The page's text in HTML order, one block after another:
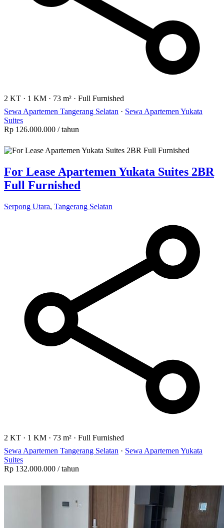
2 KT · 1 KM · 73 m² · Full Furnished
Sewa Apartemen Tangerang Selatan · Sewa Apartemen Yukata
Suites
Rp 126.000.000 / tahun
For Lease Apartemen Yukata Suites 2BR
Full Furnished
Serpong Utara, Tangerang Selatan
2 KT · 1 KM · 73 m² · Full Furnished
Sewa Apartemen Tangerang Selatan · Sewa Apartemen Yukata
Suites
Rp 132.000.000 / tahun